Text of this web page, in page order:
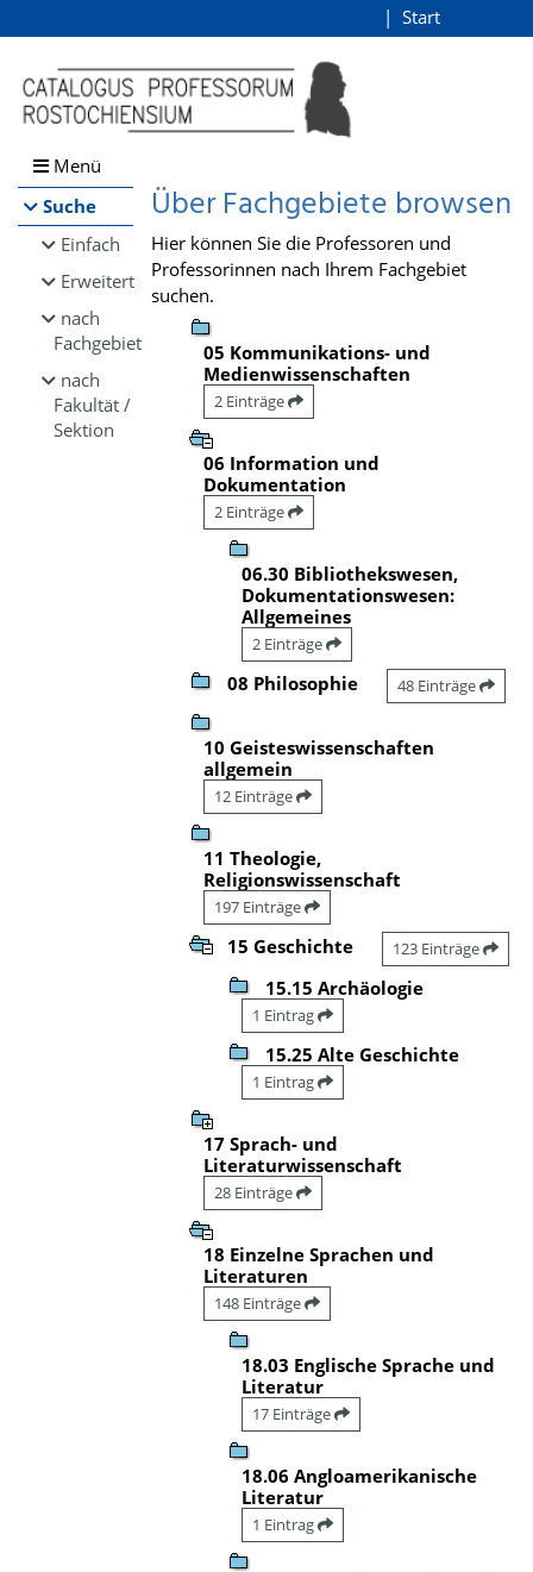
Browsen
direkt zum Inhalt
Start
Menü
Suche
Einfach
Erweitert
nach
Fachgebiet
nach
Fakultät /
Sektion
Über Fachgebiete browsen
Hier können Sie die Professoren und
Professorinnen nach Ihrem Fachgebiet
suchen.
05 Kommunikations- und
Medienwissenschaften
2 Einträge
06 Information und
Dokumentation
2 Einträge
06.30 Bibliothekswesen,
Dokumentationswesen:
Allgemeines
2 Einträge
08 Philosophie 48 Einträge
10 Geisteswissenschaften
allgemein
12 Einträge
11 Theologie,
Religionswissenschaft
197 Einträge
15 Geschichte 123 Einträge
15.15 Archäologie
1 Eintrag
15.25 Alte Geschichte
1 Eintrag
17 Sprach- und
Literaturwissenschaft
28 Einträge
18 Einzelne Sprachen und
Literaturen
148 Einträge
18.03 Englische Sprache und
Literatur
17 Einträge
18.06 Angloamerikanische
Literatur
1 Eintrag